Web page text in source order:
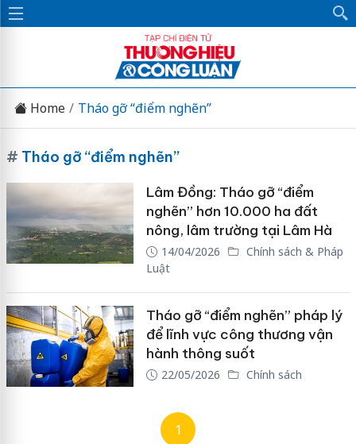
Home Tháo gỡ “điểm nghẽn”
# Tháo gỡ “điểm nghẽn”
Lâm Đồng: Tháo gỡ “điểm
nghẽn” hơn 10.000 ha đất
nông, lâm trường tại Lâm Hà
14/04/2026
Chính sách & Pháp
Luật
Tháo gỡ “điểm nghẽn” pháp lý
để lĩnh vực công thương vận
hành thông suốt
22/05/2026 Chính sách
1